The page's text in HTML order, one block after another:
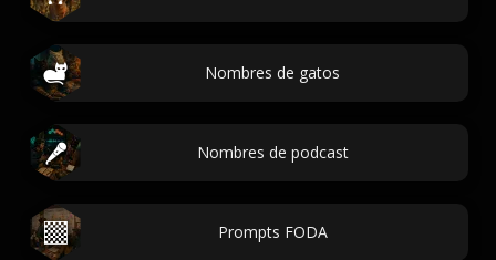
Nombres de gatos
Nombres de podcast
Prompts FODA